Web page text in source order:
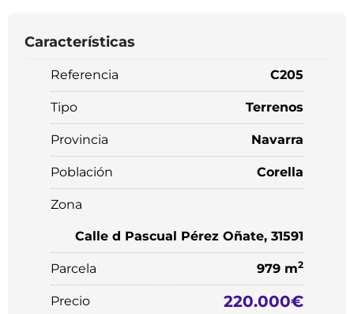
Características
Referencia C205
Tipo Terrenos
Provincia Navarra
Población Corella
Zona
Calle d Pascual Pérez Oñate, 31591
Parcela 979 m2
Precio 220.000€